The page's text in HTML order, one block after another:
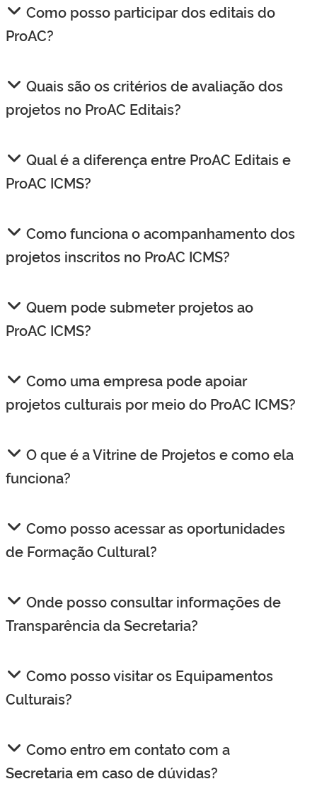
Como posso participar dos editais do
ProAC?
Quais são os critérios de avaliação dos
projetos no ProAC Editais?
Qual é a diferença entre ProAC Editais e
ProAC ICMS?
Como funciona o acompanhamento dos
projetos inscritos no ProAC ICMS?
Quem pode submeter projetos ao
ProAC ICMS?
Como uma empresa pode apoiar
projetos culturais por meio do ProAC ICMS?
O que é a Vitrine de Projetos e como ela
funciona?
Como posso acessar as oportunidades
de Formação Cultural?
Onde posso consultar informações de
Transparência da Secretaria?
Como posso visitar os Equipamentos
Culturais?
Como entro em contato com a
Secretaria em caso de dúvidas?